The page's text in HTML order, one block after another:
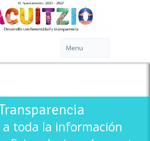
a toda la información